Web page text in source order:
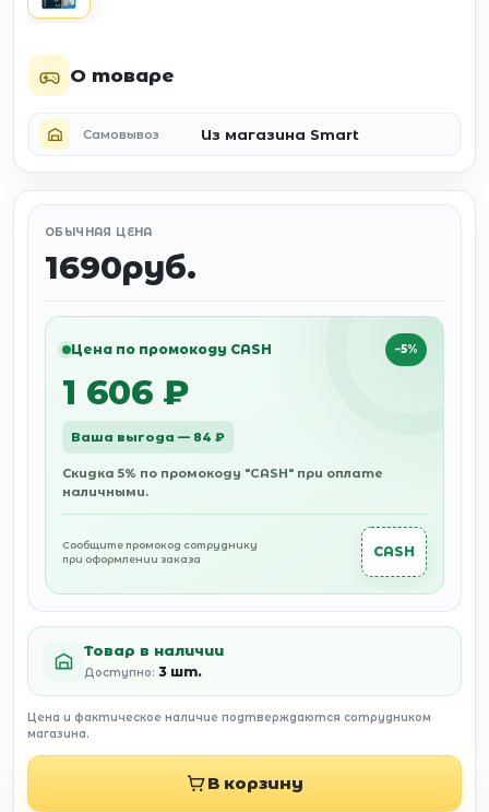
О товаре
Самовывоз Из магазина Smart
ОБЫЧНАЯ ЦЕНА
1690руб.
Цена по промокоду CASH −5%
1 606 ₽
Ваша выгода — 84 ₽
Скидка 5% по промокоду "CASH" при оплате
наличными.
Сообщите промокод сотруднику
при оформлении заказа
CASH
Товар в наличии
Доступно: 3 шт.
Цена и фактическое наличие подтверждаются сотрудником
магазина.
В корзину